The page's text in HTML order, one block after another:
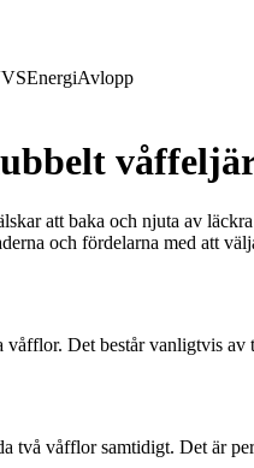
EnergiAvlopp
att baka och njuta av
och fördelarna med att
Det består vanligtvis
två våfflor samtidigt. Det är